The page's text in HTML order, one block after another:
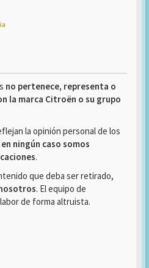
no pertenece, representa o
la marca Citroën o su grupo
la opinión personal de los
en ningún caso somos
.
que deba ser retirado,
. El equipo de
de forma altruista.